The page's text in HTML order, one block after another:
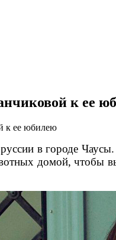
к ее
в городе
домой, чтобы